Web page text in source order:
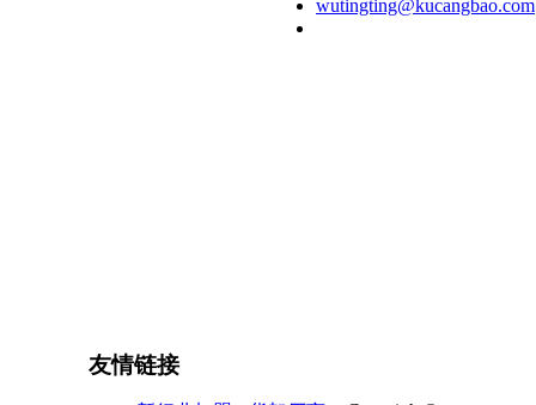
wutingting@kucangbao.com
友情链接